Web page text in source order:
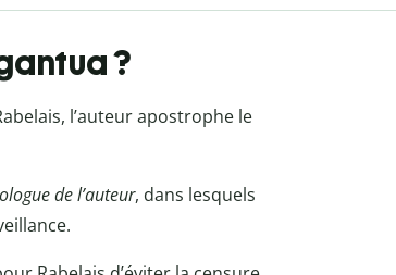
?
l’auteur apostrophe le
de l’auteur, dans lesquels